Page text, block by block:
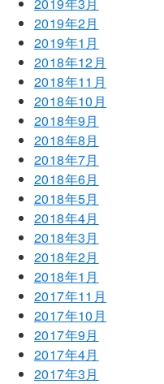
2019年2月
2019年1月
2018年12月
2018年11月
2018年10月
2018年9月
2018年8月
2018年7月
2018年6月
2018年5月
2018年4月
2018年3月
2018年2月
2018年1月
2017年11月
2017年10月
2017年9月
2017年4月
2017年3月